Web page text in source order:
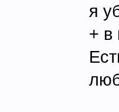
я
+ в